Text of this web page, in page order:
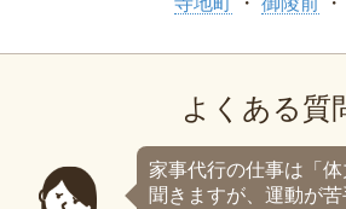
よくある質
家事代行の仕事は「
聞きますが、運動が